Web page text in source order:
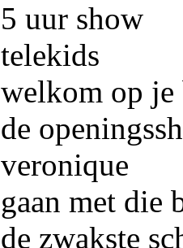
5 uur show
telekids
welkom op
de
veronique
gaan met die
de zwakste